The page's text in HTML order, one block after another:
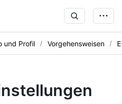
und Profil Vorgehensweisen